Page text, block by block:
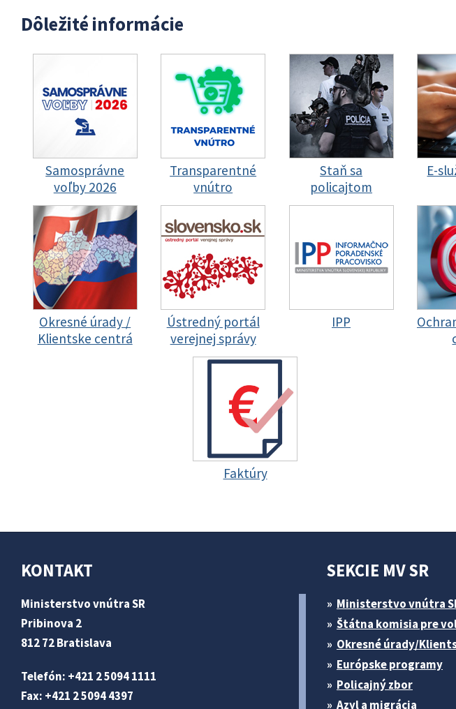
Dôležité informácie
Samosprávne
voľby 2026
Transparentné
vnútro
Staň sa
policajtom
E-
Okresné úrady /
Klientske centrá
Ústredný portál
verejnej správy
IPP
Faktúry
KONTAKT
Ministerstvo vnútra SR
Pribinova 2
812 72 Bratislava
Telefón: +421 2 5094 1111
Fax: +421 2 5094 4397
SEKCIE MV SR
Ministerstvo vnútra
Štátna komisia pre
Okresné úrady/
Európske programy
Policajný zbor
Azyl a migrácia